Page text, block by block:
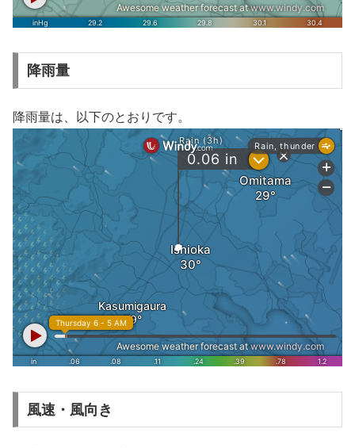
降雨量
降雨量は、以下のとおりです。
風速・風向き